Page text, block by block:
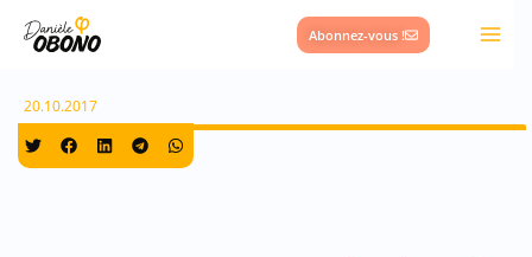
Abonnez-vous !
20.10.2017